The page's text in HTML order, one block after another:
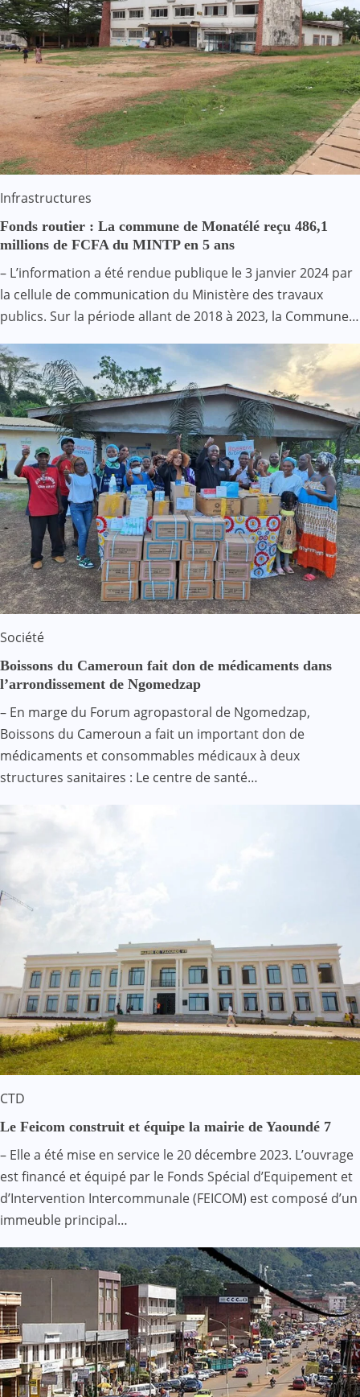
Infrastructures
Fonds routier : La commune de Monatélé reçu 486,1
millions de FCFA du MINTP en 5 ans
– L’information a été rendue publique le 3 janvier 2024 par
la cellule de communication du Ministère des travaux
publics. Sur la période allant de 2018 à 2023, la Commune…
Société
Boissons du Cameroun fait don de médicaments dans
l’arrondissement de Ngomedzap
– En marge du Forum agropastoral de Ngomedzap,
Boissons du Cameroun a fait un important don de
médicaments et consommables médicaux à deux
structures sanitaires : Le centre de santé…
CTD
Le Feicom construit et équipe la mairie de Yaoundé 7
– Elle a été mise en service le 20 décembre 2023. L’ouvrage
est financé et équipé par le Fonds Spécial d’Equipement et
d’Intervention Intercommunale (FEICOM) est composé d’un
immeuble principal…